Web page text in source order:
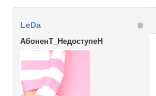
LeDa
АбоненТ_НедоступеН